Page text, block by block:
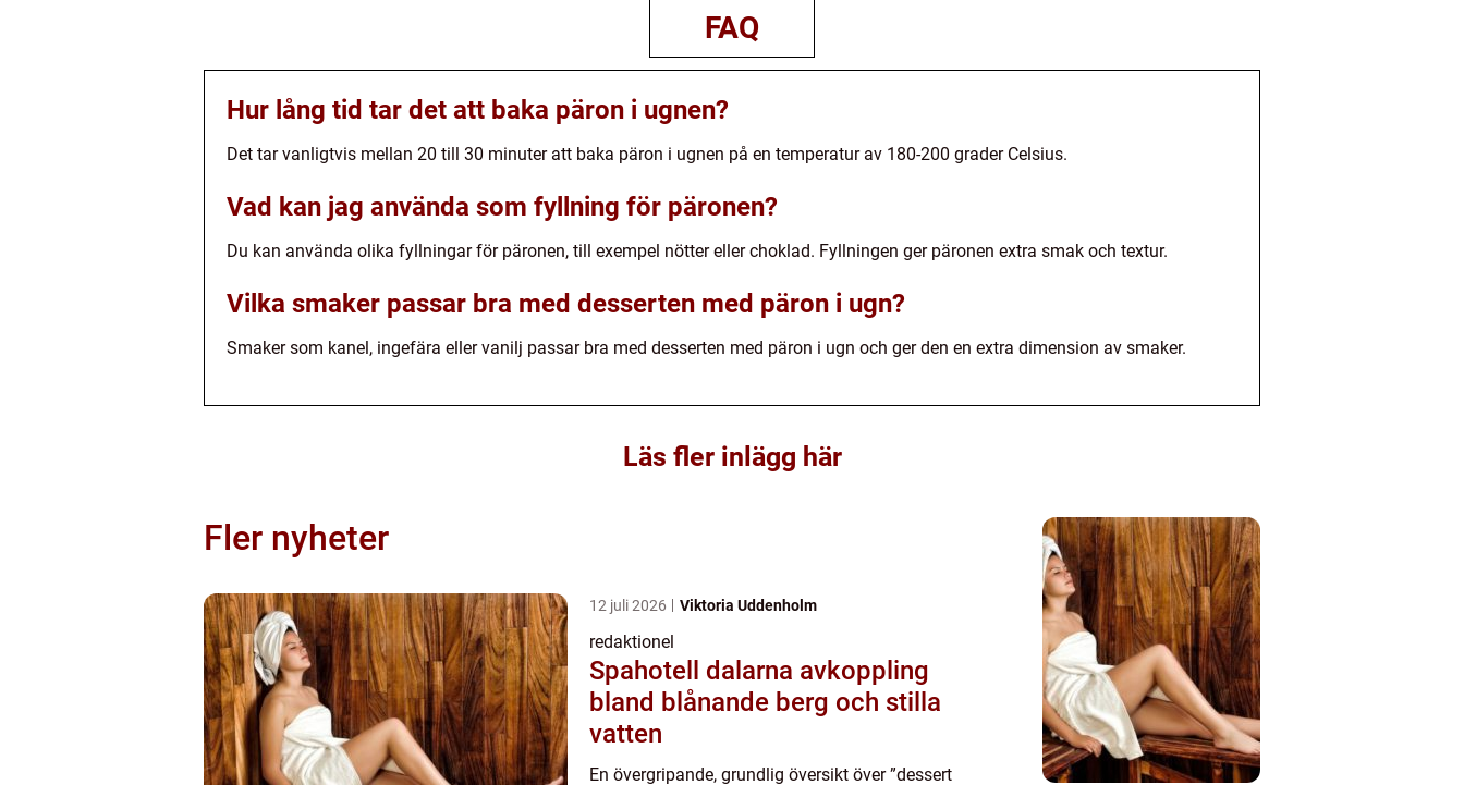
FAQ
Hur lång tid tar det att baka päron i ugnen?
Det tar vanligtvis mellan 20 till 30 minuter att baka päron i ugnen på en temperatur av 180-200 grader Celsius.
Vad kan jag använda som fyllning för päronen?
Du kan använda olika fyllningar för päronen, till exempel nötter eller choklad. Fyllningen ger päronen extra smak och textur.
Vilka smaker passar bra med desserten med päron i ugn?
Smaker som kanel, ingefära eller vanilj passar bra med desserten med päron i ugn och ger den en extra dimension av smaker.
Läs fler inlägg här
Fler nyheter
12 juli 2026 Viktoria Uddenholm
redaktionel
Spahotell dalarna avkoppling
bland blånande berg och stilla
vatten
En övergripande, grundlig översikt över ”dessert